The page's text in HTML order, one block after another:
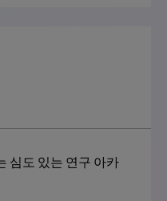
심도 있는 연구 아카